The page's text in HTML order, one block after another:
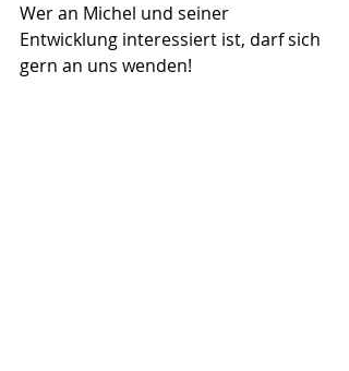
Wer an Michel und seiner
Entwicklung interessiert ist, darf sich
gern an uns wenden!